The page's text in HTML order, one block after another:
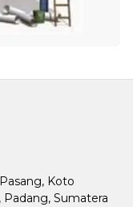
Koto
Padang, Sumatera